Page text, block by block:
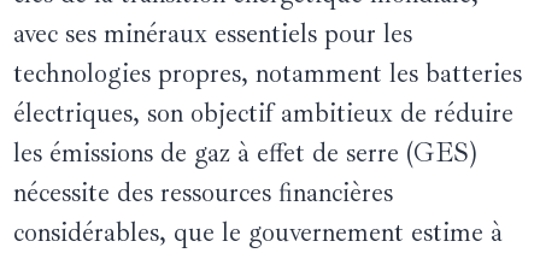
avec ses minéraux essentiels pour les
technologies propres, notamment les batteries
électriques, son objectif ambitieux de réduire
les émissions de gaz à effet de serre (GES)
nécessite des ressources financières
considérables, que le gouvernement estime à